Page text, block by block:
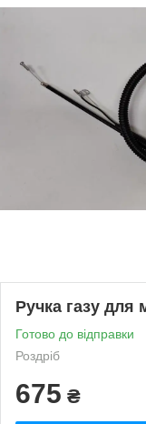
Ручка газу для
Готово до відправки
Роздріб
675 ₴